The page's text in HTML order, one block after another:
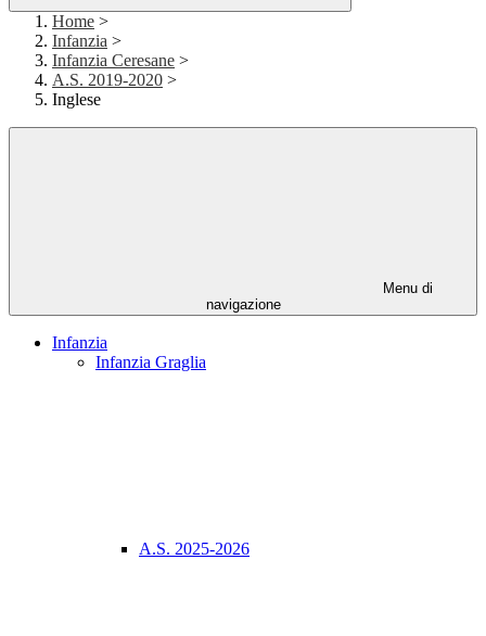
Home >
Infanzia >
Infanzia Ceresane >
A.S. 2019-2020 >
Inglese
Menu di
navigazione
Infanzia
Infanzia Graglia
A.S. 2025-2026